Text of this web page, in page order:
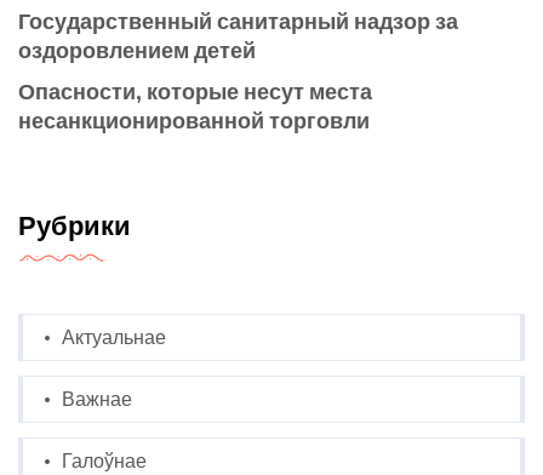
Государственный санитарный надзор за
оздоровлением детей
Опасности, которые несут места
несанкционированной торговли
Рубрики
Актуальнае
Важнае
Галоўнае